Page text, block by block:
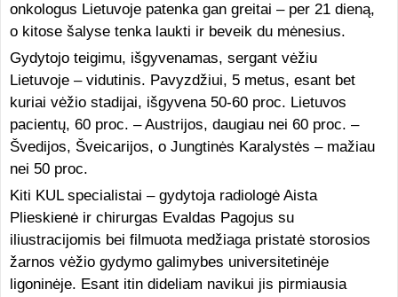
onkologus Lietuvoje patenka gan greitai – per 21 dieną,
o kitose šalyse tenka laukti ir beveik du mėnesius.
Gydytojo teigimu, išgyvenamas, sergant vėžiu
Lietuvoje – vidutinis. Pavyzdžiui, 5 metus, esant bet
kuriai vėžio stadijai, išgyvena 50-60 proc. Lietuvos
pacientų, 60 proc. – Austrijos, daugiau nei 60 proc. –
Švedijos, Šveicarijos, o Jungtinės Karalystės – mažiau
nei 50 proc.
Kiti KUL specialistai – gydytoja radiologė Aista
Plieskienė ir chirurgas Evaldas Pagojus su
iliustracijomis bei filmuota medžiaga pristatė storosios
žarnos vėžio gydymo galimybes universitetinėje
ligoninėje. Esant itin dideliam navikui jis pirmiausia